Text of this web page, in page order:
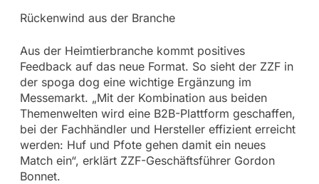
Rückenwind aus der Branche
Aus der Heimtierbranche kommt positives
Feedback auf das neue Format. So sieht der ZZF in
der spoga dog eine wichtige Ergänzung im
Messemarkt. „Mit der Kombination aus beiden
Themenwelten wird eine B2B-Plattform geschaffen,
bei der Fachhändler und Hersteller effizient erreicht
werden: Huf und Pfote gehen damit ein neues
Match ein“, erklärt ZZF-Geschäftsführer Gordon
Bonnet.